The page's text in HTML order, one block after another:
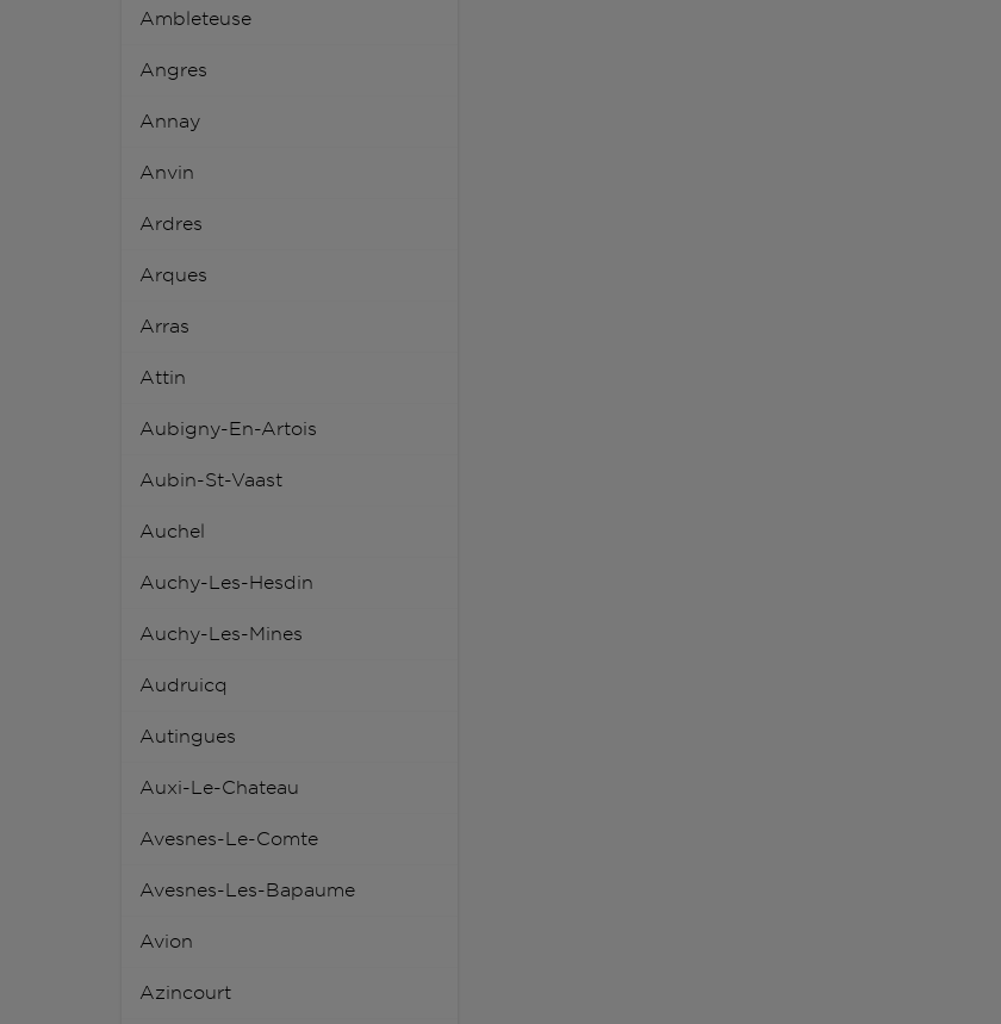
Ambleteuse
Angres
Annay
Anvin
Ardres
Arques
Arras
Attin
Aubigny-En-Artois
Aubin-St-Vaast
Auchel
Auchy-Les-Hesdin
Auchy-Les-Mines
Audruicq
Autingues
Auxi-Le-Chateau
Avesnes-Le-Comte
Avesnes-Les-Bapaume
Avion
Azincourt